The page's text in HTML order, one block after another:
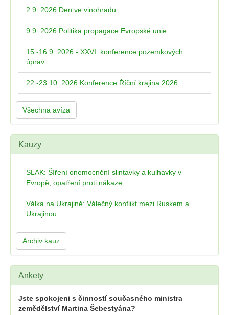
2.9. 2026 Den ve vinohradu
9.9. 2026 Politika propagace Evropské unie
15.-16.9. 2026 - XXVI. konference pozemkových
úprav
22.-23.10. 2026 Konference Říční krajina 2026
Všechna avíza
Kauzy
SLAK: Šíření onemocnění slintavky a kulhavky v
Evropě, opatření proti nákaze
Válka na Ukrajině: Válečný konflikt mezi Ruskem a
Ukrajinou
Archiv kauz
Ankety
Jste spokojeni s činností současného ministra
zemědělství Martina Šebestyána?